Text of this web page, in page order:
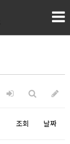
조회 날짜